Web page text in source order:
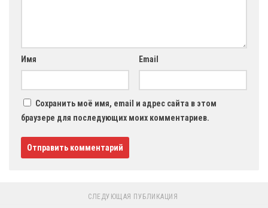
Имя Email
Сохранить моё имя, email и адрес сайта в этом
браузере для последующих моих комментариев.
СЛЕДУЮЩАЯ ПУБЛИКАЦИЯ